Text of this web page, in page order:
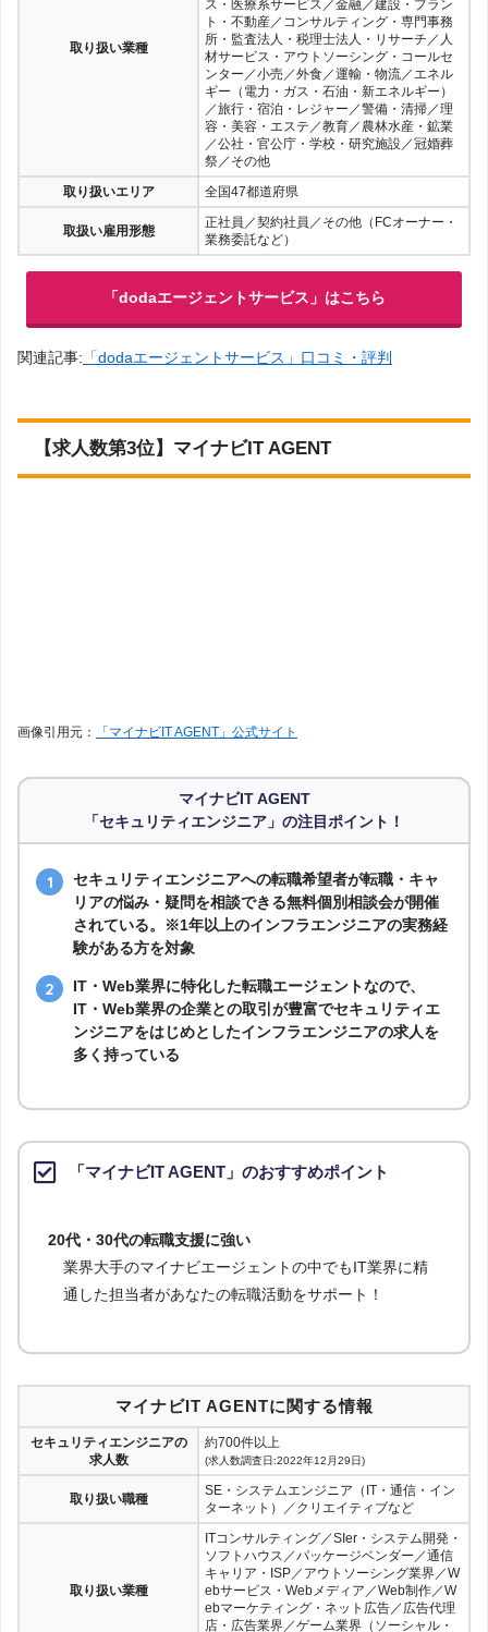
IT・通信／インターネット・広告・メディ
ア／メーカー（機械・電気）／メーカー
（素材・化学・食品・化粧品・その他）／
商社／医薬品・医療機器・ライフサイエン
ス・医療系サービス／金融／建設・プラン
ト・不動産／コンサルティング・専門事務
所・監査法人・税理士法人・リサーチ／人
材サービス・アウトソーシング・コールセ
ンター／小売／外食／運輸・物流／エネル
ギー（電力・ガス・石油・新エネルギー）
／旅行・宿泊・レジャー／警備・清掃／理
容・美容・エステ／教育／農林水産・鉱業
／公社・官公庁・学校・研究施設／冠婚葬
祭／その他
正社員／契約社員／その他（FCオーナー・
業務委託など）
関連記事: 「dodaエージェントサービス」口コミ・評判
画像引用元：「マイナビIT AGENT」公式サイト
マイナビIT AGENT
「セキュリティエンジニア」の注目ポイント！
リアの悩み・疑問を相談できる無料個別相談会が開催
されている。※1年以上のインフラエンジニアの実務経
験がある方を対象
多く持っている
「マイナビIT AGENT」のおすすめポイント
業界大手のマイナビエージェントの中でもIT業界に精
通した担当者があなたの転職活動をサポート！
マイナビIT AGENTに関する情報
約700件以上
(求人数調査日:2022年12月29日)
取り扱い職種
SE・システムエンジニア（IT・通信・イン
ターネット）／クリエイティブなど
ITコンサルティング／SIer・システム開発・